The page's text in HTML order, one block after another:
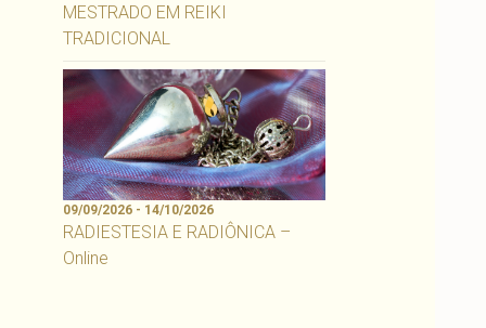
MESTRADO EM REIKI
TRADICIONAL
09/09/2026 - 14/10/2026
RADIESTESIA E RADIÔNICA –
Online